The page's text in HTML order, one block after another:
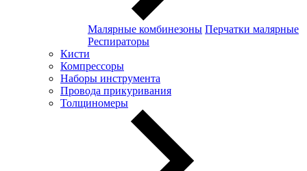
Малярные комбинезоны Перчатки малярные
Респираторы
Кисти
Компрессоры
Наборы инструмента
Провода прикуривания
Толщиномеры